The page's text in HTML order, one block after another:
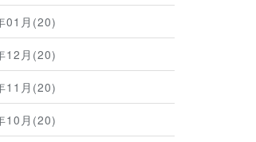
01月(20)
12月(20)
11月(20)
10月(20)